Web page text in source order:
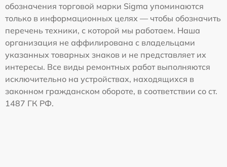
обозначения торговой марки Sigma упоминаются
только в информационных целях — чтобы обозначить
перечень техники, с которой мы работаем. Наша
организация не аффилирована с владельцами
указанных товарных знаков и не представляет их
интересы. Все виды ремонтных работ выполняются
исключительно на устройствах, находящихся в
законном гражданском обороте, в соответствии со ст.
1487 ГК РФ.